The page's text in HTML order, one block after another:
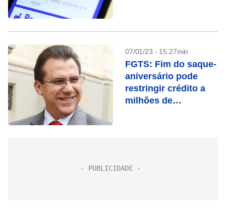
07/01/23 - 15:27min
FGTS: Fim do saque-
aniversário pode
restringir crédito a
milhões de